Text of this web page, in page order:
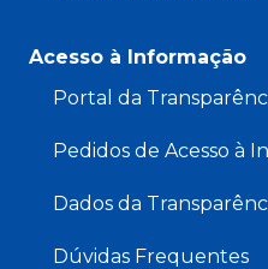
Acesso à Informação
Portal da
Pedidos de Acesso à
Dados da
Dúvidas Frequentes